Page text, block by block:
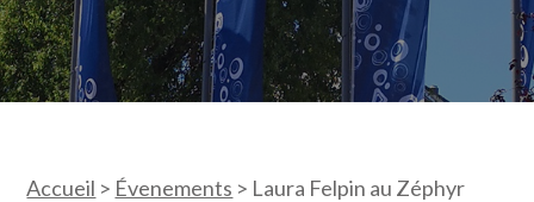
Accueil > Évenements > Laura Felpin au Zéphyr